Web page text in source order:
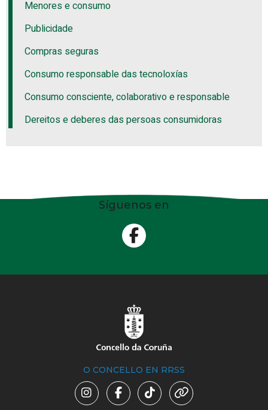
Menores e consumo
Publicidade
Compras seguras
Consumo responsable das tecnoloxías
Consumo consciente, colaborativo e responsable
Dereitos e deberes das persoas consumidoras
Síguenos en
O CONCELLO EN RRSS